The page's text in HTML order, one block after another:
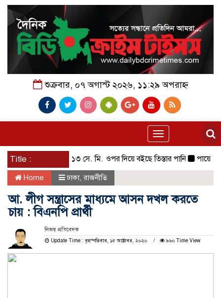
শুক্রবার, ০৭ অগাস্ট ২০২৬, ১১:২৯ অপরাহ্ন
Toggle
navigation
Title :
বিপদসীমার ১৩ সে. মি. ওপর দিয়ে বইছে তিস্তার পানি পায়ে হেঁটে
Home ঢাকা, রাজনীতি
আ. লীগ সন্ত্রাসের মাধ্যমে আসন দখল করতে
চায় : বিএনপি প্রার্থী
নিজস্ব প্রতিবেদক
Update Time : বৃহস্পতিবার, ১৫ অক্টোবর, ২০২০
৯৬০ Time View